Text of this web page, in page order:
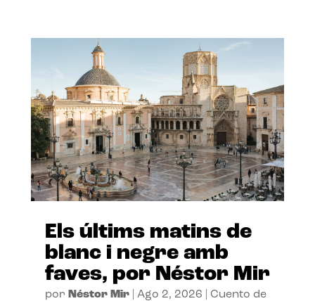
Els últims matins de
blanc i negre amb
faves, por Néstor Mir
por Néstor Mir| Ago 2, 2026
Cuento de